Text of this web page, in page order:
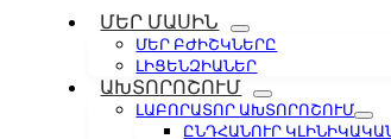
ՄԵՐ ՄԱՍԻՆ
ՄԵՐ ԲԺԻՇԿՆԵՐԸ
ԼԻՑԵՆԶԻԱՆԵՐ
ԱԽՏՈՐՈՇՈՒՄ
ԼԱԲՈՐԱՏՈՐ ԱԽՏՈՐՈՇՈՒՄ
ԸՆԴՀԱՆՈՒՐ